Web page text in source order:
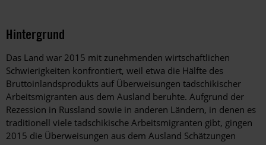
Hintergrund
Das Land war 2015 mit zunehmenden wirtschaftlichen
Schwierigkeiten konfrontiert, weil etwa die Hälfte des
Bruttoinlandsprodukts auf Überweisungen tadschikischer
Arbeitsmigranten aus dem Ausland beruhte. Aufgrund der
Rezession in Russland sowie in anderen Ländern, in denen es
traditionell viele tadschikische Arbeitsmigranten gibt, gingen
2015 die Überweisungen aus dem Ausland Schätzungen